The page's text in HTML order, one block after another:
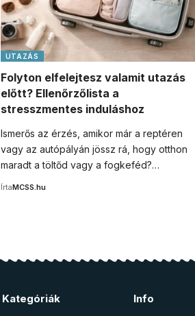
UTAZÁS
Folyton elfelejtesz valamit utazás
előtt? Ellenőrzőlista a
stresszmentes induláshoz
Ismerős az érzés, amikor már a reptéren
vagy az autópályán jössz rá, hogy otthon
maradt a töltőd vagy a fogkeféd?…
ÍrtaMCSS.hu
Kategóriák Info